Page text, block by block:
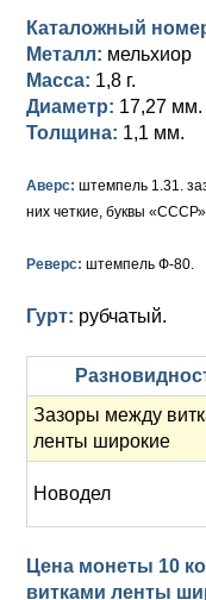
Памятные и
Памятные и
Для Финляндии
Памятные и
Медь
Для Грузии
Русско-Польские
Для Польши
Серебро
Медь
Для Грузии
Для Польши
Золото
Серебро
Медь
Екатерина II
Золото
Серебро
Медь
Для Молдавии и
Таврические
Петр III (1762)
Елизавета I (1741-
Золото
Медь
Для Пруссии
Ливонезы
Альбертусталер
Иоанн Антонович
Петр II (1727-1730)
Екатерина I (1725-
Петр I (1682-1725)
Золото
Для Речи
Каталожный
Металл: мельхиор
Масса: 1,8 г.
Диаметр: 17,27 мм.
Толщина: 1,1 мм.
Аверс: штемпель 1.31.
них четкие, буквы
Реверс: штемпель Ф-80.
Гурт: рубчатый.
Зазоры между
ленты широкие
Новодел
Цена монеты 10
витками ленты